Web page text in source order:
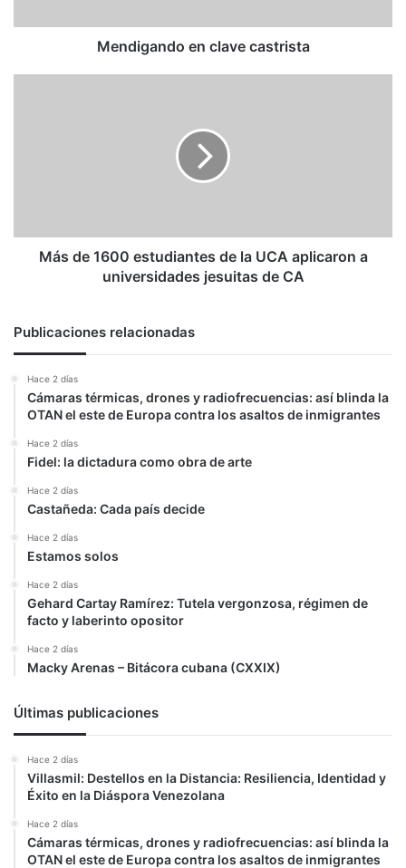
Mendigando en clave castrista
a
universidades
Más de 1600 estudiantes de la UCA aplicaron a
universidades jesuitas de CA
Publicaciones relacionadas
Hace 2 días
Cámaras térmicas, drones y radiofrecuencias: así blinda la
OTAN el este de Europa contra los asaltos de inmigrantes
Hace 2 días
Fidel: la dictadura como obra de arte
Hace 2 días
Castañeda: Cada país decide
Hace 2 días
Estamos solos
Hace 2 días
Gehard Cartay Ramírez: Tutela vergonzosa, régimen de
facto y laberinto opositor
Hace 2 días
Macky Arenas – Bitácora cubana (CXXIX)
Últimas publicaciones
Hace 2 días
Villasmil: Destellos en la Distancia: Resiliencia, Identidad y
Éxito en la Diáspora Venezolana
Hace 2 días
Cámaras térmicas, drones y radiofrecuencias: así blinda la
OTAN el este de Europa contra los asaltos de inmigrantes